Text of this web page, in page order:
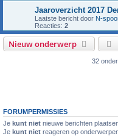
Jaaroverzicht 2017
Laatste bericht door N-
Reacties: 2
Nieuw onderwerp
32
FORUMPERMISSIES
Je kunt niet nieuwe berichten
Je kunt niet reageren op